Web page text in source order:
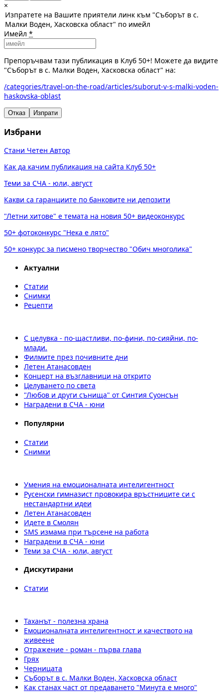
×
Изпратете на Вашите приятели линк към "Съборът в с.
Малки Воден, Хасковска област" по имейл
Имейл *
Препоръчвам тази публикация в Клуб 50+! Можете да видите
"Съборът в с. Малки Воден, Хасковска област" на:
/categories/travel-on-the-road/articles/suborut-v-s-malki-voden-
haskovska-oblast
Отказ Изпрати
Избрани
Стани Четен Автор
Как да качим публикация на сайта Клуб 50+
Теми за СЧА - юли, август
Какви са гаранциите по банковите ни депозити
"Летни хитове" е темата на новия 50+ видеоконкурс
50+ фотоконкурс "Нека е лято"
50+ конкурс за писмено творчество "Обич многолика"
Актуални
Статии
Снимки
Рецепти
С целувка - по-щастливи, по-фини, по-сияйни, по-
млади.
Филмите през почивните дни
Летен Атанасовден
Концерт на възглавници на открито
Целуването по света
"Любов и други сънища" от Синтия Суонсън
Наградени в СЧА - юни
Популярни
Статии
Снимки
Умения на емоционалната интелигентност
Русенски гимназист провокира връстниците си с
нестандартни идеи
Летен Атанасовден
Идете в Смолян
SMS измама при търсене на работа
Наградени в СЧА - юни
Теми за СЧА - юли, август
Дискутирани
Статии
Таханът - полезна храна
Емоционалната интелигентност и качеството на
живеене
Отражение - роман - първа глава
Грях
Черницата
Съборът в с. Малки Воден, Хасковска област
Как станах част от предаването "Минута е много"